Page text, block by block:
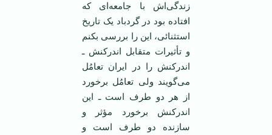
زندگی‌اش با جامعه‌ای که
افتاده بود در گردباد یک تاریخ
استثنائی، این را بررسی بکنم
و تأثیرات متقابل اندرکنش ـ
اندرکنش را در ایران تعامُل
می‌گویند ولی تعامُل برخورد
از هر دو طرف است ـ این
اندرکنش برخورد مؤثر و
سازنده دو طرف است و